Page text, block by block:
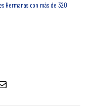
Hermanas con más de 320
electrónico